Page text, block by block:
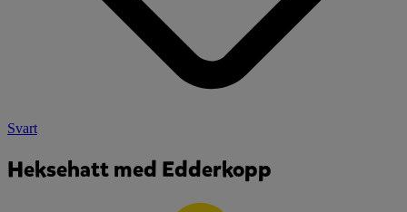
Svart
Heksehatt med Edderkopp